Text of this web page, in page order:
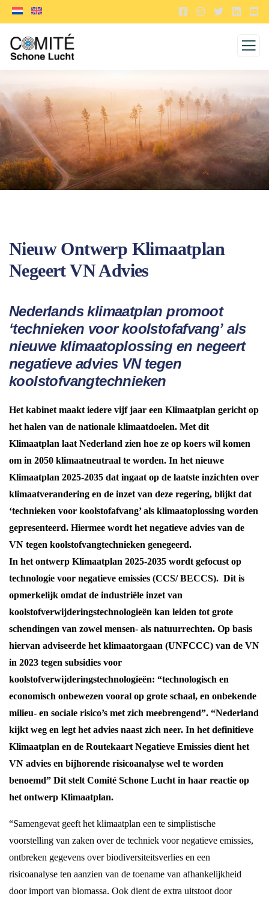
Nieuw Ontwerp Klimaatplan
Negeert VN Advies
Nederlands klimaatplan promoot
‘technieken voor koolstofafvang’ als
nieuwe klimaatoplossing en negeert
negatieve advies VN tegen
koolstofvangtechnieken
Het kabinet maakt iedere vijf jaar een Klimaatplan gericht op
het halen van de nationale klimaatdoelen. Met dit
Klimaatplan laat Nederland zien hoe ze op koers wil komen
om in 2050 klimaatneutraal te worden. In het nieuwe
Klimaatplan 2025-2035 dat ingaat op de laatste inzichten over
klimaatverandering en de inzet van deze regering, blijkt dat
‘technieken voor koolstofafvang’ als klimaatoplossing worden
gepresenteerd. Hiermee wordt het negatieve advies van de
VN tegen koolstofvangtechnieken genegeerd.
In het ontwerp Klimaatplan 2025-2035 wordt gefocust op
technologie voor negatieve emissies (CCS/ BECCS). Dit is
opmerkelijk omdat de industriële inzet van
koolstofverwijderingstechnologieën kan leiden tot grote
schendingen van zowel mensen- als natuurrechten. Op basis
hiervan adviseerde het klimaatorgaan (UNFCCC) van de VN
in 2023 tegen subsidies voor
koolstofverwijderingstechnologieën: “technologisch en
economisch onbewezen vooral op grote schaal, en onbekende
milieu- en sociale risico’s met zich meebrengend”. “Nederland
kijkt weg en legt het advies naast zich neer. In het definitieve
Klimaatplan en de Routekaart Negatieve Emissies dient het
VN advies en bijhorende risicoanalyse wel te worden
benoemd” Dit stelt Comité Schone Lucht in haar reactie op
het ontwerp Klimaatplan.
“Samengevat geeft het klimaatplan een te simplistische
voorstelling van zaken over de techniek voor negatieve emissies,
ontbreken gegevens over biodiversiteitsverlies en een
risicoanalyse ten aanzien van de toename van afhankelijkheid
door import van biomassa. Ook dient de extra uitstoot door